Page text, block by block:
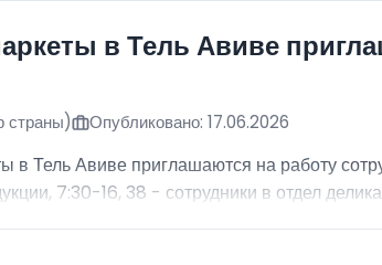
в Тель Авиве
страны) Опубликовано: 17.06.2026
в Тель Авиве приглашаются на работу
7:30-16, 38 - сотрудники в отдел